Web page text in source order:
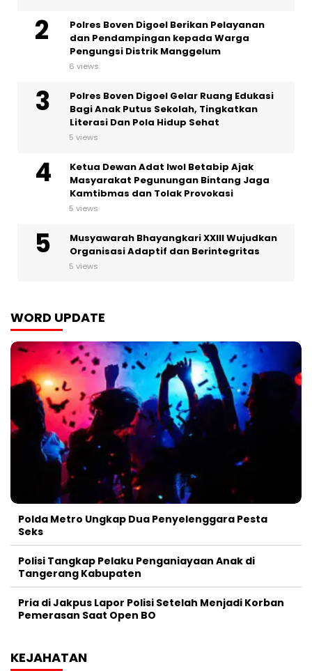
Polres Boven Digoel Berikan Pelayanan
dan Pendampingan kepada Warga
Pengungsi Distrik Manggelum
6 views
Polres Boven Digoel Gelar Ruang Edukasi
Bagi Anak Putus Sekolah, Tingkatkan
Literasi Dan Pola Hidup Sehat
5 views
Ketua Dewan Adat Iwol Betabip Ajak
Masyarakat Pegunungan Bintang Jaga
Kamtibmas dan Tolak Provokasi
5 views
Musyawarah Bhayangkari XXIII Wujudkan
Organisasi Adaptif dan Berintegritas
5 views
WORD UPDATE
Polda Metro Ungkap Dua Penyelenggara Pesta
Seks
Polisi Tangkap Pelaku Penganiayaan Anak di
Tangerang Kabupaten
Pria di Jakpus Lapor Polisi Setelah Menjadi Korban
Pemerasan Saat Open BO
KEJAHATAN